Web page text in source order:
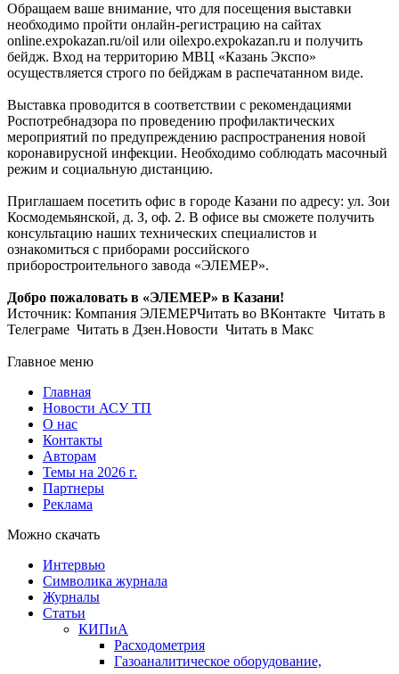
Обращаем ваше внимание, что для посещения выставки
необходимо пройти онлайн-регистрацию на сайтах
online.expokazan.ru/oil или oilexpo.expokazan.ru и получить
бейдж. Вход на территорию МВЦ «Казань Экспо»
осуществляется строго по бейджам в распечатанном виде.
Выставка проводится в соответствии с рекомендациями
Роспотребнадзора по проведению профилактических
мероприятий по предупреждению распространения новой
коронавирусной инфекции. Необходимо соблюдать масочный
режим и социальную дистанцию.
Приглашаем посетить офис в городе Казани по адресу: ул. Зои
Космодемьянской, д. З, оф. 2. В офисе вы сможете получить
консультацию наших технических специалистов и
ознакомиться с приборами российского
приборостроительного завода «ЭЛЕМЕР».
Добро пожаловать в «ЭЛЕМЕР» в Казани!
Источник: Компания ЭЛЕМЕРЧитать во ВКонтакте Читать в
Телеграме Читать в Дзен.Новости Читать в Макс
Главное меню
Главная
Новости АСУ ТП
О нас
Контакты
Авторам
Темы на 2026 г.
Партнеры
Реклама
Можно скачать
Интервью
Символика журнала
Журналы
Статьи
КИПиА
Расходометрия
Газоаналитическое оборудование,